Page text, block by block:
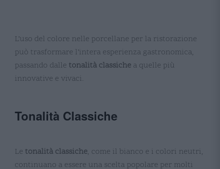
L’uso del colore nelle porcellane per la ristorazione
può trasformare l’intera esperienza gastronomica,
passando dalle tonalità classiche a quelle più
innovative e vivaci.
Tonalità Classiche
Le tonalità classiche, come il bianco e i colori neutri,
continuano a essere una scelta popolare per molti